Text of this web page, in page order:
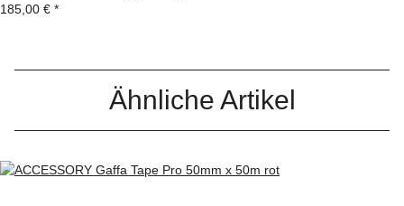
185,00 € *
Ähnliche Artikel